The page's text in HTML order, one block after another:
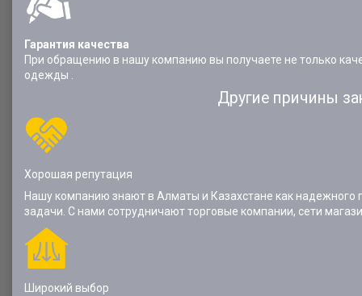
Гарантия качества
При обращению в нашу компанию вы получаете не только
одежды .
Другие причины
Хорошая репутация
Нашу компанию знают в Алматы и Казахстане как
задачи. С нами сотрудничают торговые компании, сети
Широкий выбор